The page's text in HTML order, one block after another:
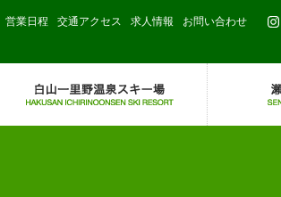
営業日程 交通アクセス 求人情報 お問い合わせ